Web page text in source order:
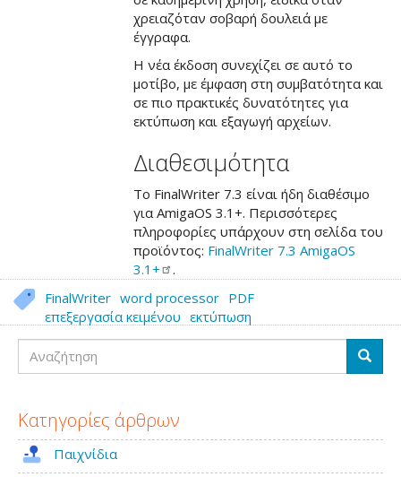
χρειαζόταν σοβαρή δουλειά με
έγγραφα.
Η νέα έκδοση συνεχίζει σε αυτό το
μοτίβο, με έμφαση στη συμβατότητα και
σε πιο πρακτικές δυνατότητες για
εκτύπωση και εξαγωγή αρχείων.
Διαθεσιμότητα
Το FinalWriter 7.3 είναι ήδη διαθέσιμο
για AmigaOS 3.1+. Περισσότερες
πληροφορίες υπάρχουν στη σελίδα του
προϊόντος: FinalWriter 7.3 AmigaOS
3.1+
.
FinalWriter word processor PDF
επεξεργασία κειμένου εκτύπωση
Αναζήτηση
Κατηγορίες άρθρων
Παιχνίδια